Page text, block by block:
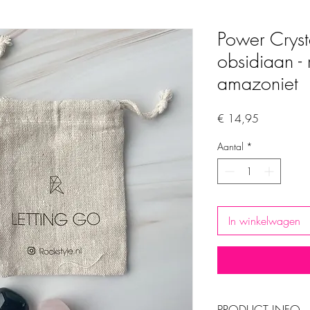
Power
obsidiaan -
amazoniet
€ 14,95
Aantal *
In winkelwagen